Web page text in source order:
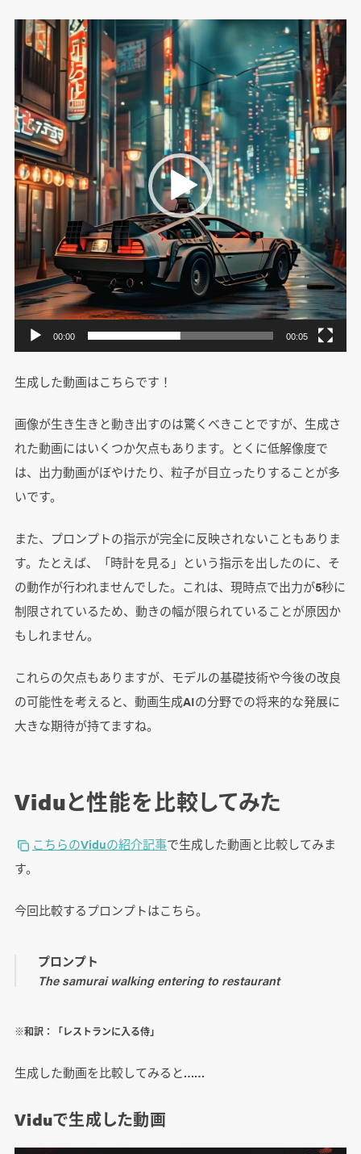
動
画
プ
レ
ー
ヤ
ー
00:00 00:05
生成した動画はこちらです！
画像が生き生きと動き出すのは驚くべきことですが、生成さ
れた動画にはいくつか欠点もあります。とくに低解像度で
は、出力動画がぼやけたり、粒子が目立ったりすることが多
いです。
また、プロンプトの指示が完全に反映されないこともありま
す。たとえば、「時計を見る」という指示を出したのに、そ
の動作が行われませんでした。これは、現時点で出力が5秒に
制限されているため、動きの幅が限られていることが原因か
もしれません。
これらの欠点もありますが、モデルの基礎技術や今後の改良
の可能性を考えると、動画生成AIの分野での将来的な発展に
大きな期待が持てますね。
Viduと性能を比較してみた
こちらのViduの紹介記事で生成した動画と比較してみま
す。
今回比較するプロンプトはこちら。
プロンプト
The samurai walking entering to restaurant
※和訳：「レストランに入る侍」
生成した動画を比較してみると……
Viduで生成した動画